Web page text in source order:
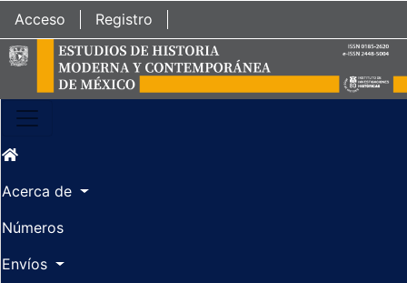
Ir al contenido principal
Ir al menú de navegación principal
Ir al pie de página del sitio
Acceso Registro
Acerca de
Números
Envíos